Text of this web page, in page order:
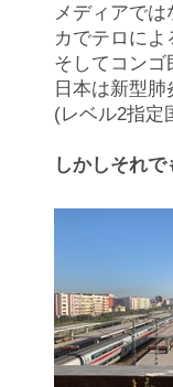
メディアで
カでテロによ
そしてコンゴ
日本は新型
(レベル2指定
しかしそれで